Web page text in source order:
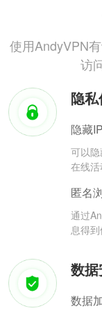
使用AndyVPN
访
隐
隐藏
可以
在线活
匿名
通过
息得到
数
数据